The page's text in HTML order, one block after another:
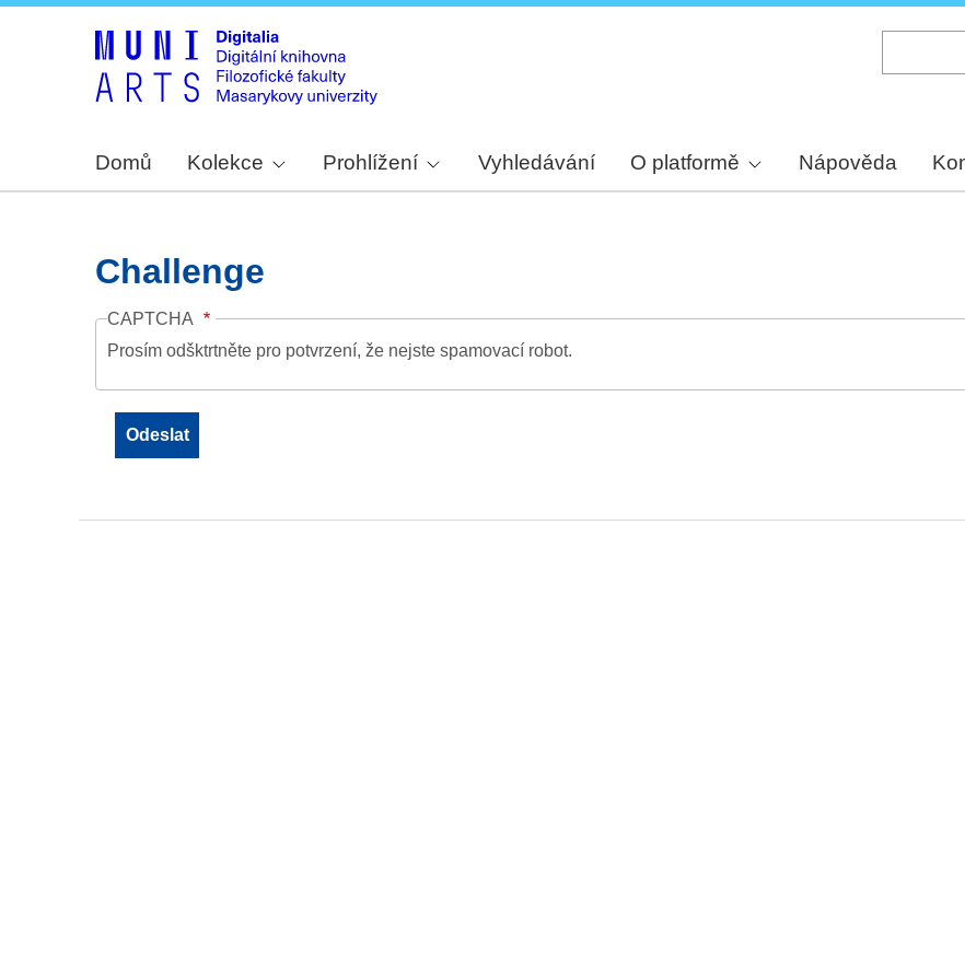
Domů Kolekce Prohlížení Vyhledávání O platformě Nápověda
Challenge
CAPTCHA
Prosím odšktrtněte pro potvrzení, že nejste spamovací robot.